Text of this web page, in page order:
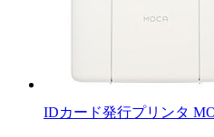
IDカード発行プリンタ